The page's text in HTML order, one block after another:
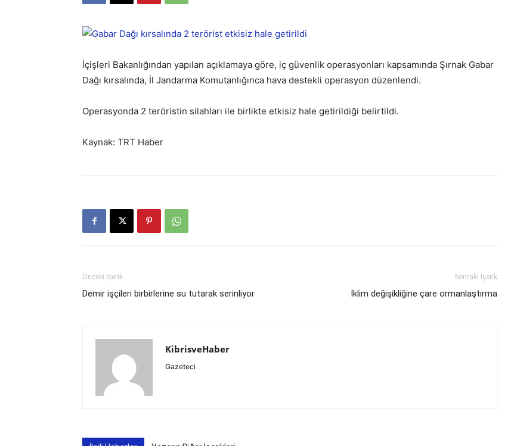
İçişleri Bakanlığından yapılan açıklamaya göre, iç güvenlik operasyonları kapsamında Şırnak Gabar
Dağı kırsalında, İl Jandarma Komutanlığınca hava destekli operasyon düzenlendi.
Operasyonda 2 teröristin silahları ile birlikte etkisiz hale getirildiği belirtildi.
Kaynak: TRT Haber
Önceki İçerik
Demir işçileri birbirlerine su tutarak serinliyor
Sonraki İçerik
İklim değişikliğine çare ormanlaştırma
KibrisveHaber
Gazeteci